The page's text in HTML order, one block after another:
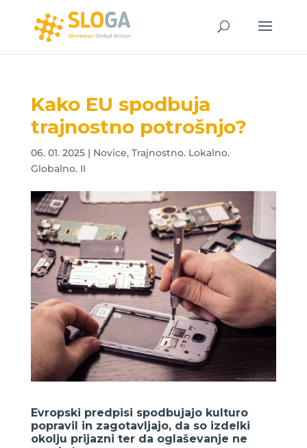
Kako EU spodbuja
trajnostno potrošnjo?
06. 01. 2025| Novice, Trajnostno. Lokalno.
Globalno. II
Evropski predpisi spodbujajo kulturo
popravil in zagotavljajo, da so izdelki
okolju prijazni ter da oglaševanje ne